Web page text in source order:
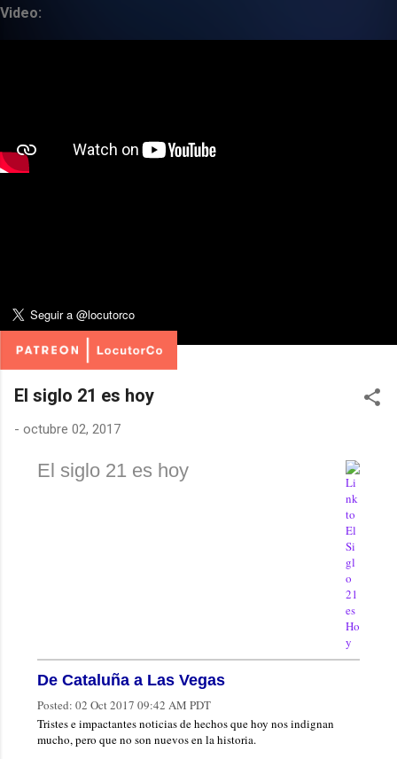
Video:
El siglo 21 es hoy
- octubre 02, 2017
El siglo 21 es hoy
De Cataluña a Las Vegas
Posted: 02 Oct 2017 09:42 AM PDT
Tristes e impactantes noticias de hechos que hoy nos indignan
mucho, pero que no son nuevos en la historia.